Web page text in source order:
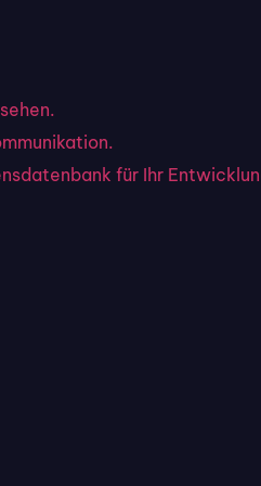
für Ihr